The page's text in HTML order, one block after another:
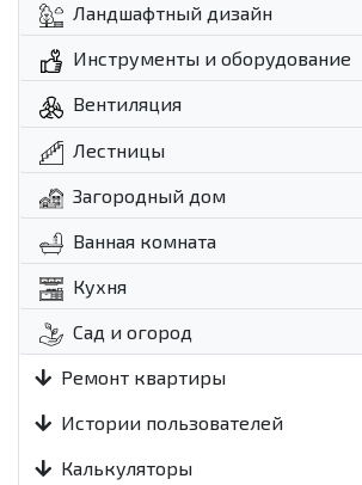
Ландшафтный дизайн
Инструменты и оборудование
Вентиляция
Лестницы
Загородный дом
Ванная комната
Кухня
Сад и огород
Ремонт квартиры
Истории пользователей
Калькуляторы